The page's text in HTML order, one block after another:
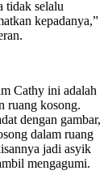
tidak selalu
kepadanya,”
Cathy ini adalah
ruang kosong.
dengan gambar,
dalam ruang
jadi asyik
mengagumi.